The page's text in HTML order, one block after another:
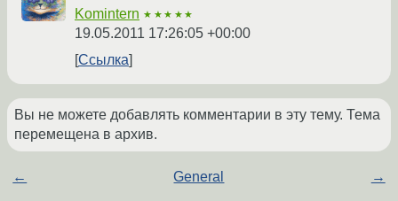
Komintern ★★★★★
19.05.2011 17:26:05 +00:00
Ссылка
Вы не можете добавлять комментарии в эту тему. Тема
перемещена в архив.
← General →